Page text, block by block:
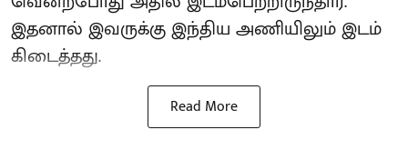
இதனால் இவருக்கு இந்திய அணியிலும் இடம்
கிடைத்தது.
Read More